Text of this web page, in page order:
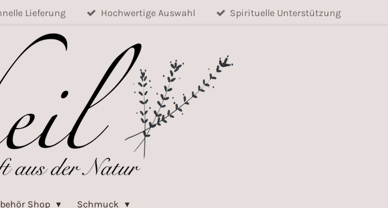
Lieferung Hochwertige Auswahl Spirituelle Unterstützung
Shop
Schmuck